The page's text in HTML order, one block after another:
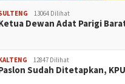
13064 Dilihat
Dewan Adat Parigi
12847 Dilihat
Sudah Ditetapkan,